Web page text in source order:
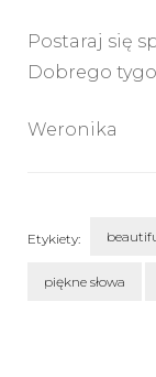
Postaraj się
Dobrego
Weronika
Etykiety:
piękne słowa